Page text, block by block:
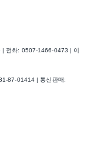
| 전화: 0507-1466-0473 | 이
87-01414 | 통신판매: